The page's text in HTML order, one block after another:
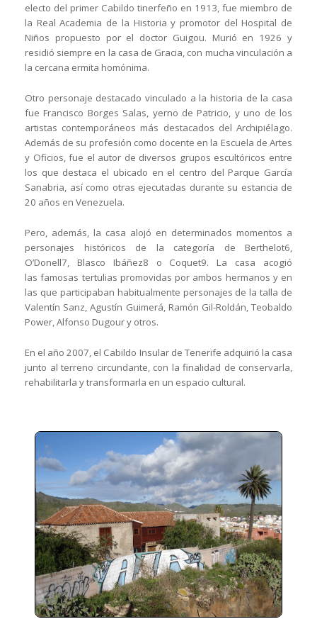
electo del primer Cabildo tinerfeño en 1913, fue miembro de
la Real Academia de la Historia y promotor del Hospital de
Niños propuesto por el doctor Guigou. Murió en 1926 y
residió siempre en la casa de Gracia, con mucha vinculación a
la cercana ermita homónima.
Otro personaje destacado vinculado a la historia de la casa
fue Francisco Borges Salas, yerno de Patricio, y uno de los
artistas contemporáneos más destacados del Archipiélago.
Además de su profesión como docente en la Escuela de Artes
y Oficios, fue el autor de diversos grupos escultóricos entre
los que destaca el ubicado en el centro del Parque García
Sanabria, así como otras ejecutadas durante su estancia de
20 años en Venezuela.
Pero, además, la casa alojó en determinados momentos a
personajes históricos de la categoría de Berthelot6,
O’Donell7, Blasco Ibáñez8 o Coquet9. La casa acogió
lasfamosas tertulias promovidas por ambos hermanos y en
las que participaban habitualmente personajes de la talla de
Valentín Sanz, Agustín Guimerá, Ramón Gil-Roldán, Teobaldo
Power, Alfonso Dugour y otros.
En el año 2007, el Cabildo Insular de Tenerife adquirió la casa
junto al terreno circundante, con la finalidad de conservarla,
rehabilitarla y transformarla en un espacio cultural.